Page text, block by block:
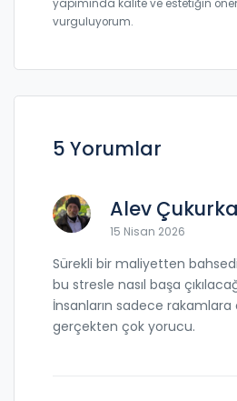
yapımında kalite ve estetiğin
vurguluyorum.
5 Yorumlar
Alev
15 Nisan 2026
Sürekli bir maliyetten
bu stresle nasıl başa
İnsanların sadece rakamlara
gerçekten çok yorucu.